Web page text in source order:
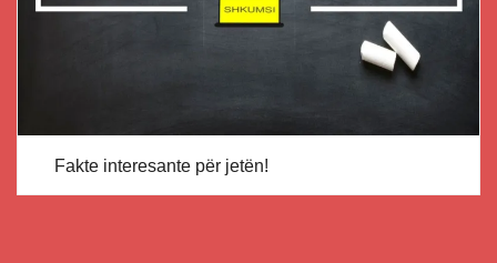
Fakte interesante për jetën!